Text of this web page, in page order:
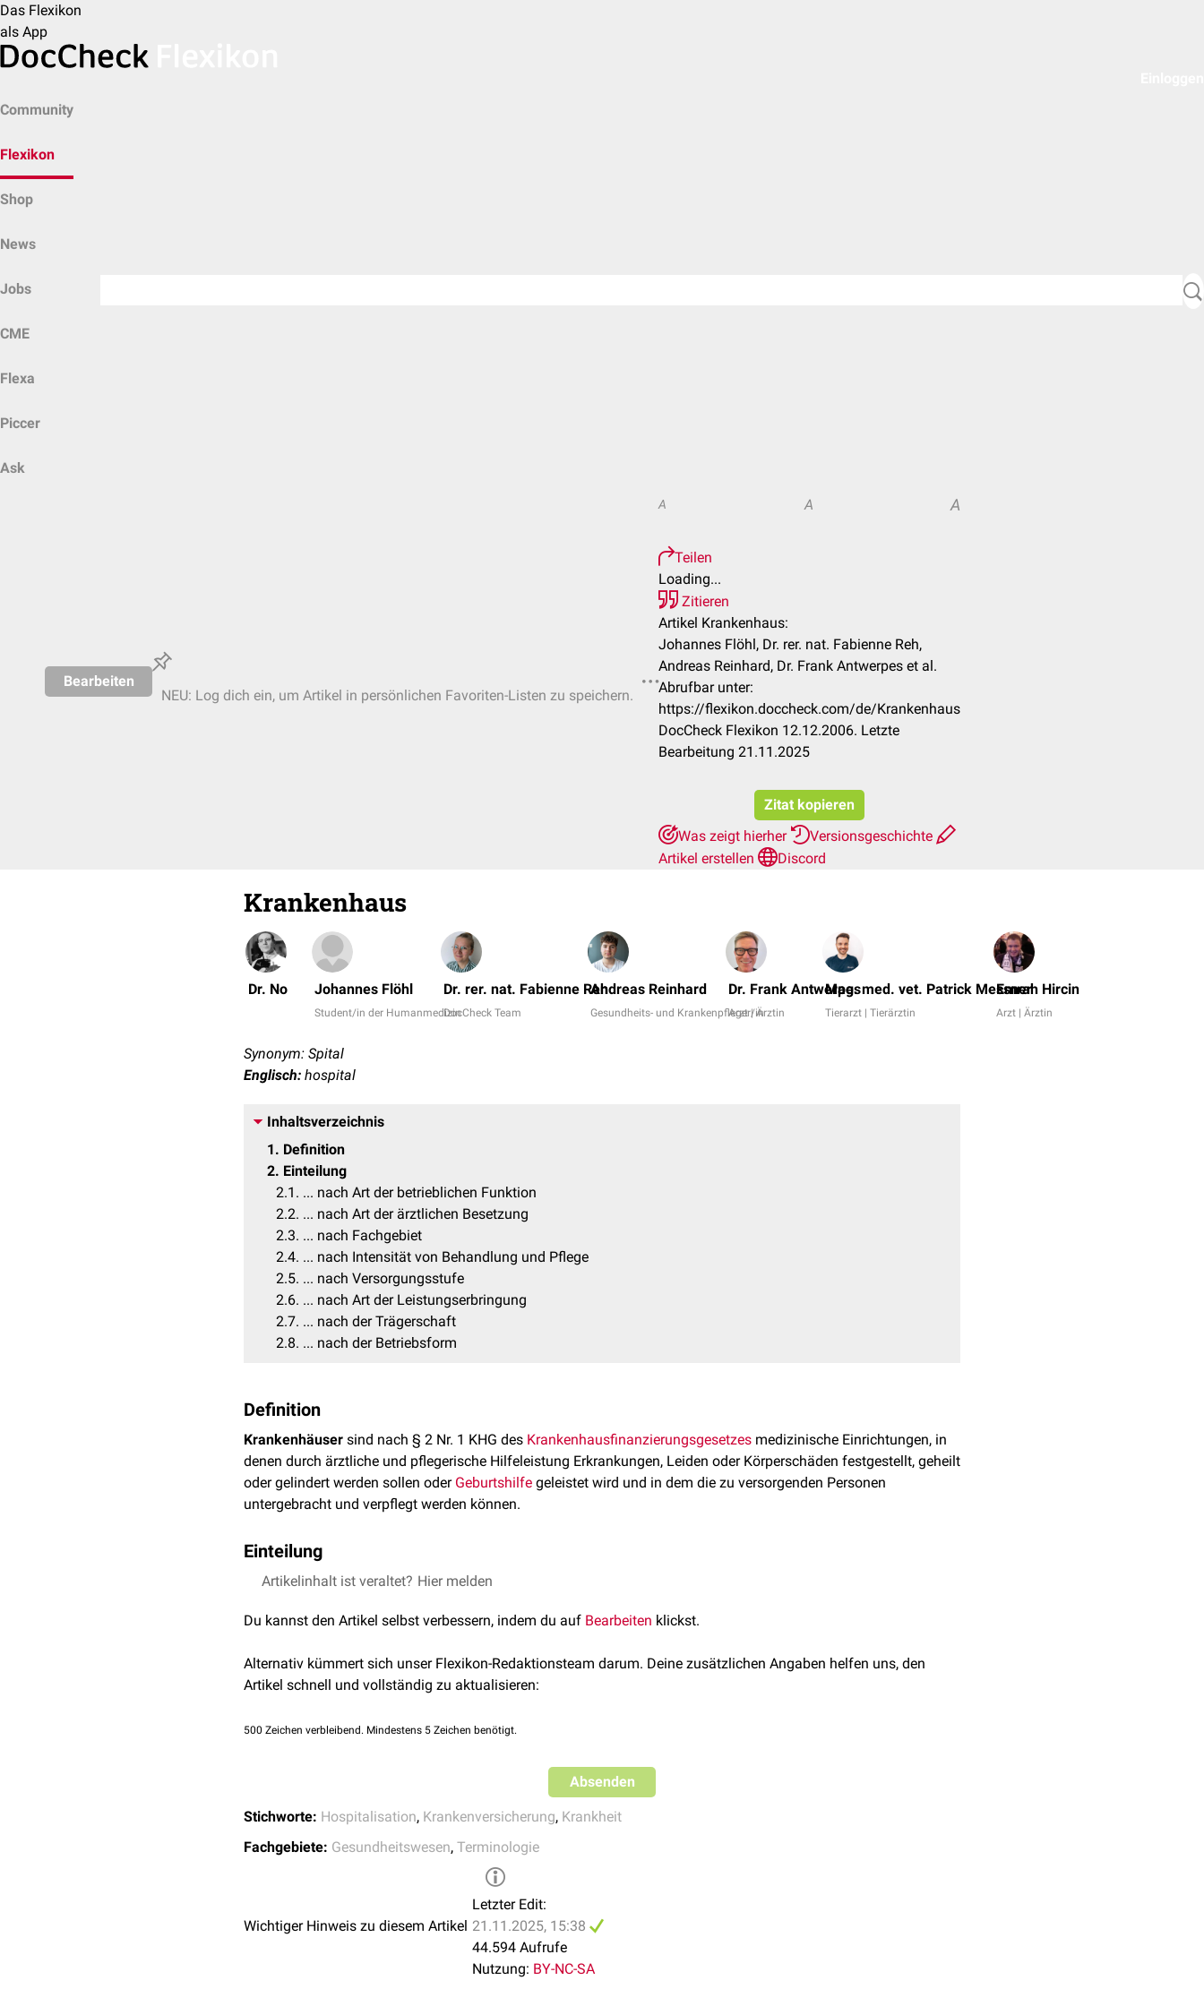
Das Flexikon
als App
Community
Flexikon
Shop
News
Jobs
CME
Flexa
Piccer
Ask
Bearbeiten
NEU: Log dich ein, um Artikel in persönlichen Favoriten-Listen zu speichern.
A A A
Teilen
Loading...
Zitieren
Artikel Krankenhaus:
Johannes Flöhl, Dr. rer. nat. Fabienne Reh,
Andreas Reinhard, Dr. Frank Antwerpes et al.
Abrufbar unter:
https://flexikon.doccheck.com/de/Krankenhaus
DocCheck Flexikon 12.12.2006. Letzte
Bearbeitung 21.11.2025
Zitat kopieren
Was zeigt hierher
Versionsgeschichte
Artikel erstellen
Discord
Krankenhaus
Dr. No Johannes Flöhl
Student/in der Humanmedizin
Dr. rer. nat. Fabienne Reh
DocCheck Team
Andreas Reinhard
Gesundheits- und Krankenpfleger/in
Dr. Frank Antwerpes
Arzt | Ärztin
Mag. med. vet. Patrick Messner
Tierarzt | Tierärztin
Emrah Hircin
Arzt | Ärztin
Synonym: Spital
Englisch: hospital
Inhaltsverzeichnis
1
Definition
2 Einteilung
2.1
... nach Art der betrieblichen Funktion
2.2 ... nach Art der ärztlichen Besetzung
2.3 ... nach Fachgebiet
2.4 ... nach Intensität von Behandlung und Pflege
2.5 ... nach Versorgungsstufe
2.6 ... nach Art der Leistungserbringung
2.7 ... nach der Trägerschaft
2.8 ... nach der Betriebsform
Definition
Krankenhäuser sind nach § 2 Nr. 1 KHG des Krankenhausfinanzierungsgesetzes medizinische Einrichtungen, in
denen durch ärztliche und pflegerische Hilfeleistung Erkrankungen, Leiden oder Körperschäden festgestellt, geheilt
oder gelindert werden sollen oder Geburtshilfe geleistet wird und in dem die zu versorgenden Personen
untergebracht und verpflegt werden können.
Einteilung
Nach § 30 der Gewerbeordnung ergibt sich folgende Einteilung:
... nach Art der betrieblichen Funktion
Fachkrankenhaus
Sonderkrankenhaus
... nach Art der ärztlichen Besetzung
... nach Fachgebiet
Kinderkrankenhaus
... nach Intensität von Behandlung und Pflege
Akutkrankenhaus
Krankenhaus für chronisch Kranke
Artikelinhalt ist veraltet? Hier melden
Du kannst den Artikel selbst verbessern, indem du auf Bearbeiten klickst.
Alternativ kümmert sich unser Flexikon-Redaktionsteam darum. Deine zusätzlichen Angaben helfen uns, den
Artikel schnell und vollständig zu aktualisieren:
500 Zeichen verbleibend. Mindestens 5 Zeichen benötigt.
Absenden
Stichworte: Hospitalisation, Krankenversicherung, Krankheit
Fachgebiete: Gesundheitswesen, Terminologie
Wichtiger Hinweis zu diesem Artikel
Letzter Edit:
21.11.2025, 15:38
44.594 Aufrufe
Nutzung: BY-NC-SA